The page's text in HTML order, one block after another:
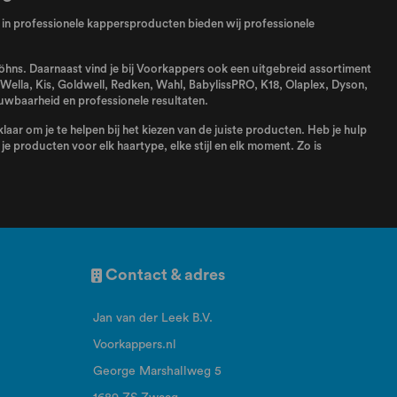
professionele kappersproducten bieden wij professionele
Daarnaast vind je bij Voorkappers ook een uitgebreid assortiment
Wella, Kis, Goldwell , Redken, Wahl , BabylissPRO, K18, Olaplex, Dyson,
en professionele resultaten.
om je te helpen bij het kiezen van de juiste producten. Heb je hulp
producten voor elk haartype, elke stijl en elk moment. Zo is
Contact & adres
Jan van der Leek B.V.
Voorkappers.nl
George Marshallweg 5